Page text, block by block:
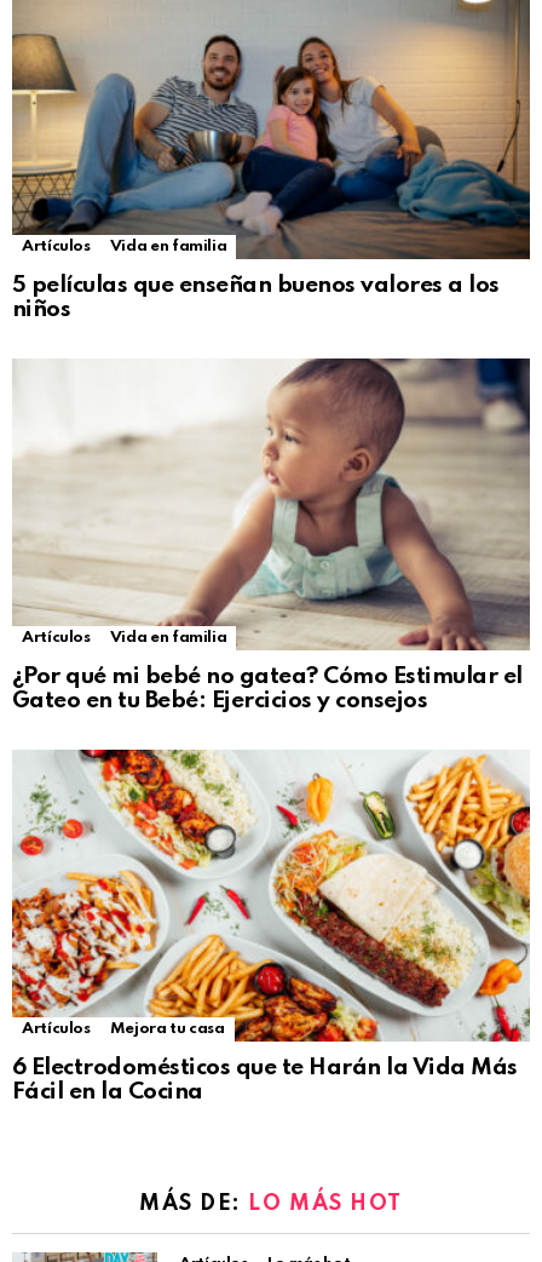
Artículos Vida en familia
5 películas que enseñan buenos valores a los
niños
Artículos Vida en familia
¿Por qué mi bebé no gatea? Cómo Estimular el
Gateo en tu Bebé: Ejercicios y consejos
Artículos Mejora tu casa
6 Electrodomésticos que te Harán la Vida Más
Fácil en la Cocina
MÁS DE: LO MÁS HOT